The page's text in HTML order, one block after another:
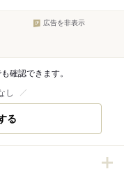
広告を非表示
確認できます。
し
る